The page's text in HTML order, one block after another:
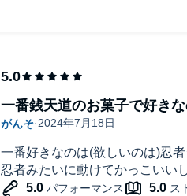
一番好きなのは(欲しいのは)忍
忍者みたいに動けてかっこいい
一番銭天道のお菓子で好き